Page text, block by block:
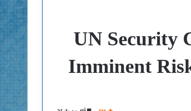
UN Security
Imminent